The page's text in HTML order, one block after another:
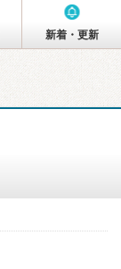
新着・更新